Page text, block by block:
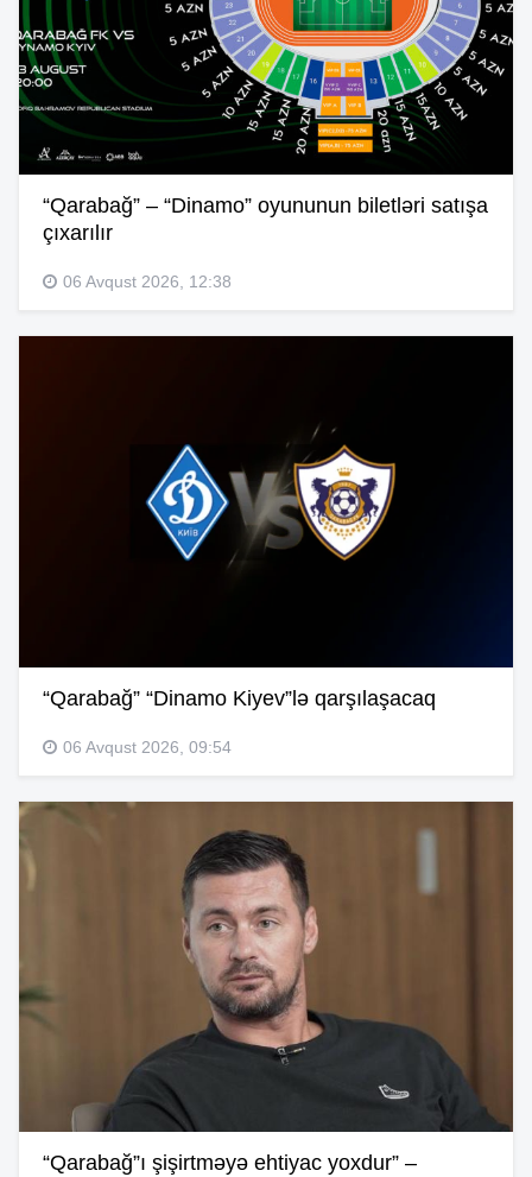
“Qarabağ” – “Dinamo” oyununun biletləri satışa
çıxarılır
06 Avqust 2026, 12:38
“Qarabağ” “Dinamo Kiyev”lə qarşılaşacaq
06 Avqust 2026, 09:54
“Qarabağ”ı şişirtməyə ehtiyac yoxdur” –